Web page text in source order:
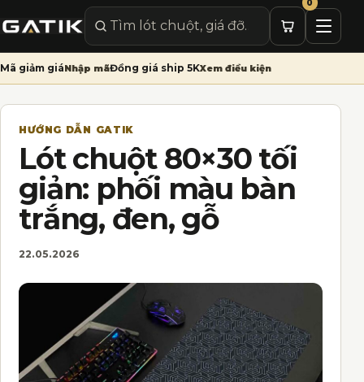
Mở
Tìm sản phẩm
0
Mã giảm giáNhập mãĐồng giá ship 5KXem điều kiện
HƯỚNG DẪN GATIK
Lót chuột 80×30 tối
giản: phối màu bàn
trắng, đen, gỗ
22.05.2026